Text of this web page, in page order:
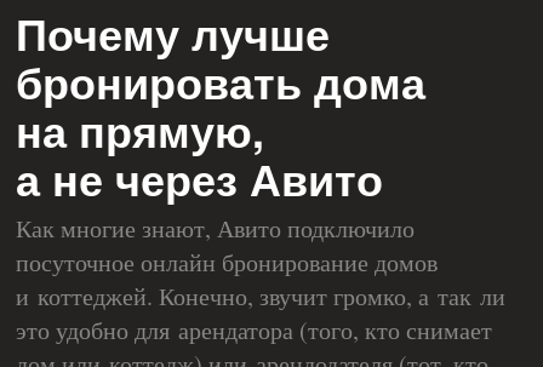
Почему лучше
бронировать дома
на прямую,
а не через Авито
Как многие знают, Авито подключило
посуточное онлайн бронирование домов
и коттеджей. Конечно, звучит громко, а так ли
это удобно для арендатора (того, кто снимает